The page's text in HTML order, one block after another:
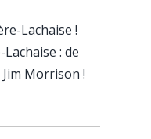
Lachaise !
: de
Morrison !